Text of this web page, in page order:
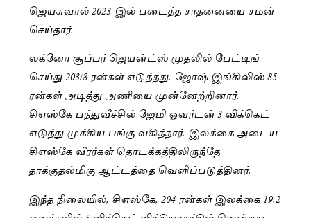
ஜெயசுவால் 2023-இல் படைத்த சாதனையை சமன்
செய்தார்.
லக்னோ சூப்பர் ஜெயன்ட்ஸ் முதலில் பேட்டிங்
செய்து 203/8 ரன்கள் எடுத்தது. ஜோஷ் இங்கிலிஸ் 85
ரன்கள் அடித்து அணியை முன்னேற்றினார்.
சிஎஸ்கே பந்துவீச்சில் ஜேமி ஓவர்டன் 3 விக்கெட்
எடுத்து முக்கிய பங்கு வகித்தார். இலக்கை அடைய
சிஎஸ்கே வீரர்கள் தொடக்கத்திலிருந்தே
தாக்குதல்மிகு ஆட்டத்தை வெளிப்படுத்தினர்.
இந்த நிலையில், சிஎஸ்கே, 204 ரன்கள் இலக்கை 19.2